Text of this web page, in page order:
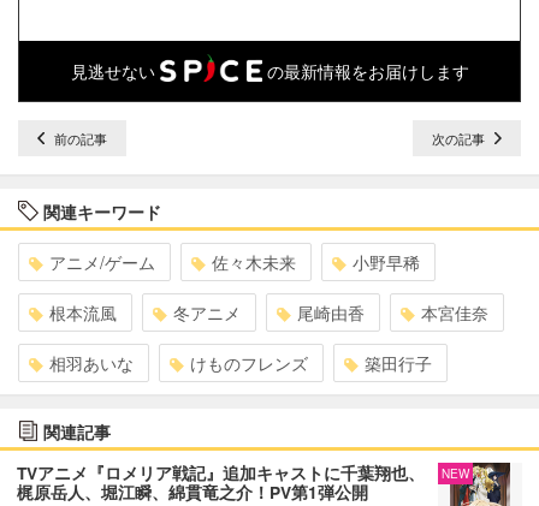
見逃せない の最新情報をお届けします
前の記事 次の記事
関連キーワード
アニメ/ゲーム 佐々木未来 小野早稀
根本流風 冬アニメ 尾崎由香 本宮佳奈
相羽あいな けものフレンズ 築田行子
関連記事
TVアニメ『ロメリア戦記』追加キャストに千葉翔也、
梶原岳人、堀江瞬、綿貫竜之介！PV第1弾公開
NEW